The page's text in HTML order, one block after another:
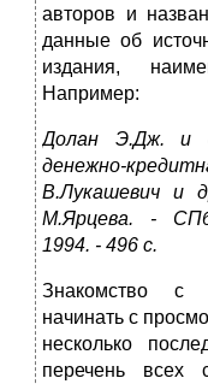
авторов и
данные об
издания,
Например:
Долан Э.Дж. и
денежно-
В.Лукашевич и
М.Ярцева. -
1994. - 496 с.
Знакомство с
начинать с
несколько
перечень всех